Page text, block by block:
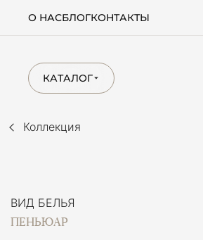
О НАСБЛОГКОНТАКТЫ
КАТАЛОГ
Коллекция
ВИД БЕЛЬЯ
ПЕНЬЮАР